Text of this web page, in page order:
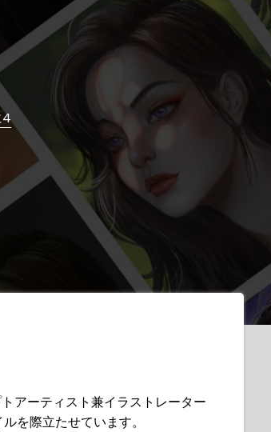
4
アーティスト兼イラストレーター
を際立たせています。